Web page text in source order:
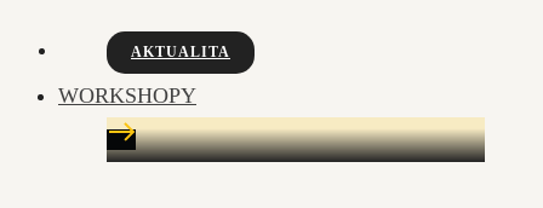
WORKSHOPY
AKTUALITA